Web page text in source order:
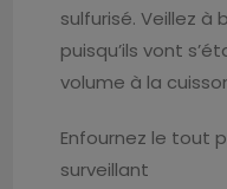
sulfurisé. Veillez à
puisqu’ils vont
volume à la
Enfournez le tout
surveillant